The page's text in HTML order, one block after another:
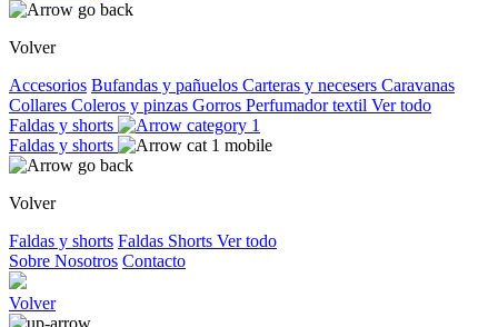
Volver
Accesorios Bufandas y pañuelos Carteras y necesers Caravanas
Collares Coleros y pinzas Gorros Perfumador textil Ver todo
Faldas y shorts
Faldas y shorts
Volver
Faldas y shorts Faldas Shorts Ver todo
Sobre Nosotros Contacto
Volver